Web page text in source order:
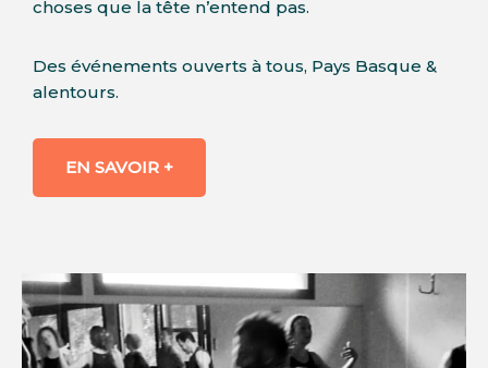
choses que la tête n’entend pas.
Des événements ouverts à tous, Pays Basque &
alentours.
EN SAVOIR +